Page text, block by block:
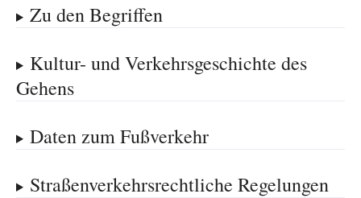
Zu den Begriffen
Kultur- und Verkehrsgeschichte des
Gehens
Daten zum Fußverkehr
Straßenverkehrsrechtliche Regelungen